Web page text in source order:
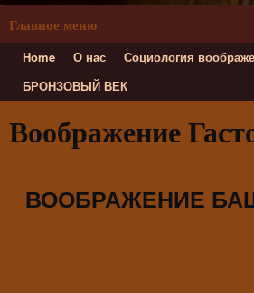
Главное меню
Home О нас Социология
БРОНЗОВЫЙ ВЕК
Воображение
ВООБРАЖЕНИЕ